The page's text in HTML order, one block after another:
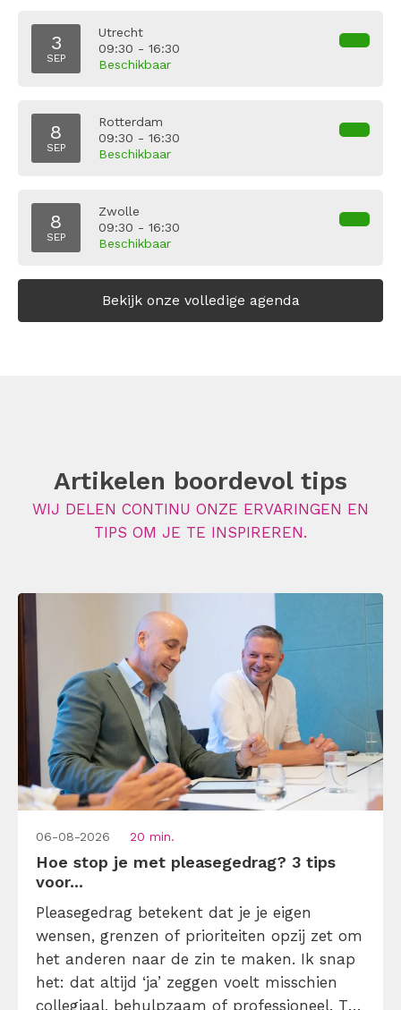
3
SEP
Utrecht
09:30 - 16:30
Beschikbaar
8
SEP
Rotterdam
09:30 - 16:30
Beschikbaar
8
SEP
Zwolle
09:30 - 16:30
Beschikbaar
Bekijk onze volledige agenda
Artikelen boordevol tips
WIJ DELEN CONTINU ONZE ERVARINGEN EN
TIPS OM JE TE INSPIREREN.
06-08-2026 20 min.
Hoe stop je met pleasegedrag? 3 tips
voor...
Pleasegedrag betekent dat je je eigen
wensen, grenzen of prioriteiten opzij zet om
het anderen naar de zin te maken. Ik snap
het: dat altijd ‘ja’ zeggen voelt misschien
collegiaal, behulpzaam of professioneel. Tot